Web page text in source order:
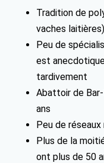
Tradition de
vaches
Peu de
est
tardivement
Abattoir de
ans
Peu de
Plus de la
ont plus de 50